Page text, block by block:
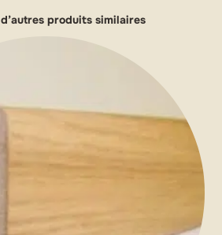
produits similaires